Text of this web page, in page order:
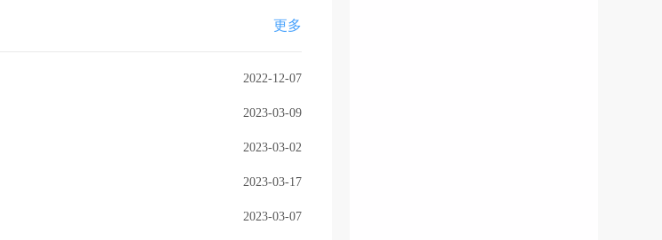
更多
2022-12-07
2023-03-09
2023-03-02
2023-03-17
2023-03-07